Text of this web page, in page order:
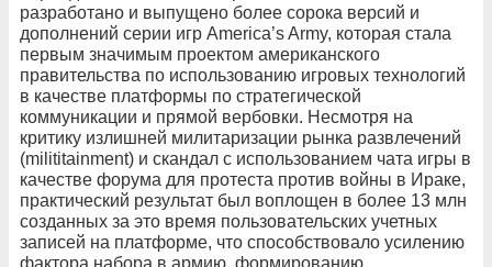
разработано и выпущено более сорока версий и
дополнений серии игр America’s Army, которая стала
первым значимым проектом американского
правительства по использованию игровых технологий
в качестве платформы по стратегической
коммуникации и прямой вербовки. Несмотря на
критику излишней милитаризации рынка развлечений
(milititainment) и скандал с использованием чата игры в
качестве форума для протеста против войны в Ираке,
практический результат был воплощен в более 13 млн
созданных за это время пользовательских учетных
записей на платформе, что способствовало усилению